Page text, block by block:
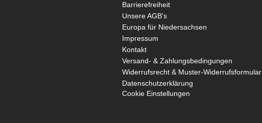
Barrierefreiheit
Unsere AGB's
Europa für Niedersachsen
Impressum
Kontakt
Versand- & Zahlungsbedingungen
Widerrufsrecht & Muster-Widerrufsformular
Datenschutzerklärung
Cookie Einstellungen